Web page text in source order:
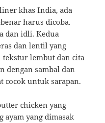
khas India, ada
harus dicoba.
dan idli. Kedua
dan lentil yang
lembut dan cita
dengan sambal dan
cocok untuk sarapan.
chicken yang
ayam yang dimasak